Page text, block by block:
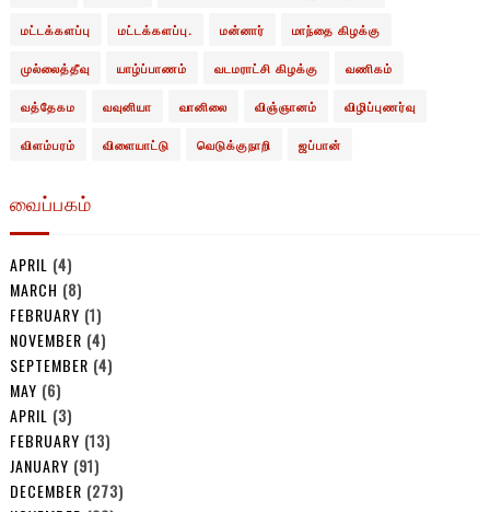
மட்டக்களப்பு மட்டக்களப்பு. மன்னார் மாந்தை கிழக்கு
முல்லைத்தீவு யாழ்ப்பாணம் வடமராட்சி கிழக்கு வணிகம்
வத்தேகம வவுனியா வானிலை விஞ்ஞானம் விழிப்புணர்வு
விளம்பரம் விளையாட்டு வெடுக்குநாறி ஜப்பான்
வைப்பகம்
APRIL (4)
MARCH (8)
FEBRUARY (1)
NOVEMBER (4)
SEPTEMBER (4)
MAY (6)
APRIL (3)
FEBRUARY (13)
JANUARY (91)
DECEMBER (273)